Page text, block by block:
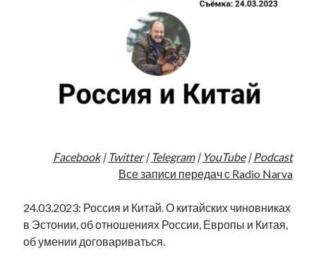
Facebook| Twitter| Telegram| YouTube| Podcast
Все записи передач с Radio Narva
24.03.2023: Россия и Китай. О китайских чиновниках
в Эстонии, об отношениях России, Европы и Китая,
об умении договариваться.